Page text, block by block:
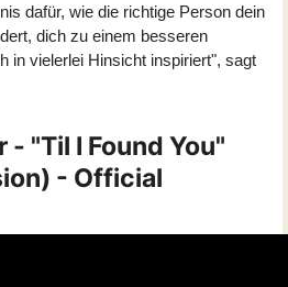
dafür, wie die richtige Person dein
dich zu einem besseren
in vielerlei Hinsicht inspiriert", sagt
- "Til I Found You"
- Official